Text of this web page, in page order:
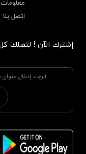
معلومات
اتصل بنا
إشترك الآن ! لتصلك